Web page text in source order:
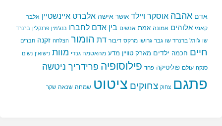
אדם אהבה אוסקר ויילד אושר אישה אלברט איינשטיין אלבר
קאמי אלוהים אמונה אמת אנשים בין אדם לחברו בנג'מין פרנקלין ברנרד
שו ג'ורג' ברנרד שו גבר גרושו מרקס דיבור דת הומור הצלחה זקנה חברים
חיים חכמה ילדים מארק טוויין מדע מהאטמה גנדי מוות נישואין נשים
סנקה עולם פוליטיקה פחד פילוסופיה פרידריך ניטשה
פתגם צחוק צחוקים ציטוט שמחה שנאה שקר